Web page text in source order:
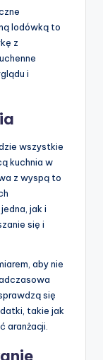
lodówką to
z
i
wszystkie
kuchnia w
z wyspą to
jak i
się i
aby nie
się
takie jak
aranżacji.